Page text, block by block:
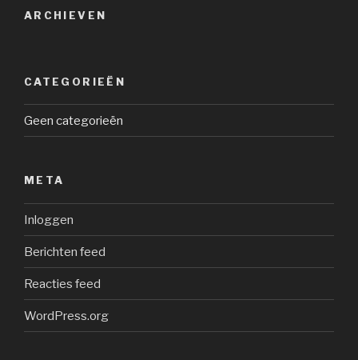
ARCHIEVEN
CATEGORIEËN
Geen categorieën
META
Inloggen
Berichten feed
Reacties feed
WordPress.org